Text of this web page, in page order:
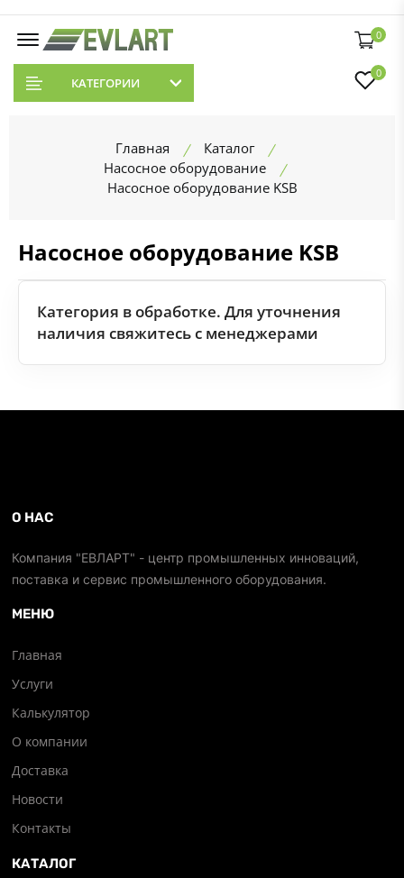
0
КАТЕГОРИИ
0
Главная
Каталог
Насосное оборудование
Насосное оборудование KSB
Насосное оборудование KSB
Категория в обработке. Для уточнения
наличия свяжитесь с менеджерами
О НАС
Компания "ЕВЛАРТ" - центр промышленных инноваций,
поставка и сервис промышленного оборудования.
МЕНЮ
Главная
Услуги
Калькулятор
О компании
Доставка
Новости
Контакты
КАТАЛОГ